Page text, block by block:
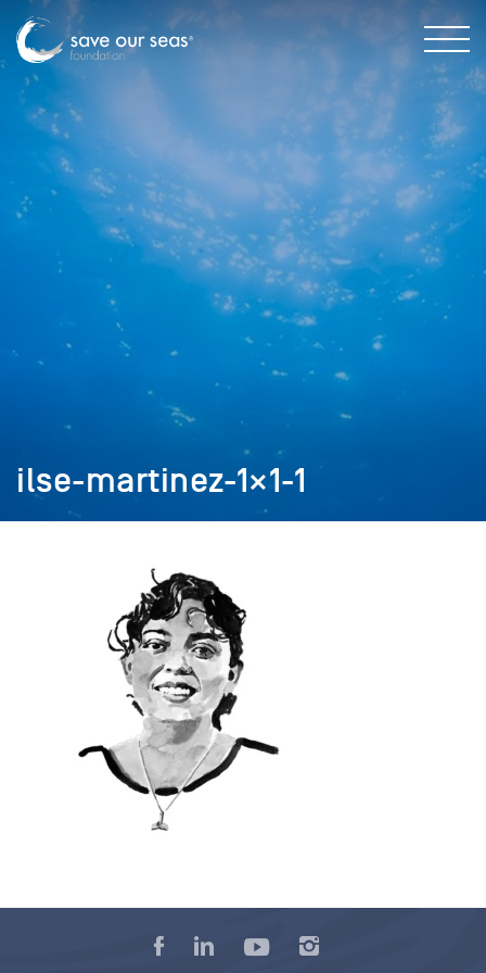
ilse-martinez-1×1-1